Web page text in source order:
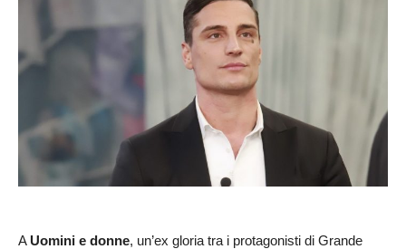
A Uomini e donne, un’ex gloria tra i protagonisti di Grande